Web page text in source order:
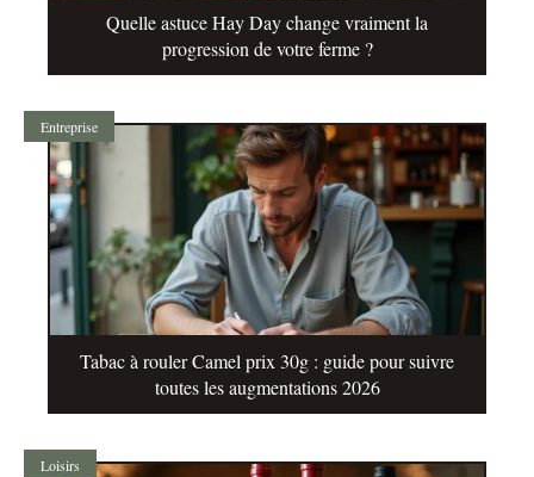
Quelle astuce Hay Day change vraiment la
progression de votre ferme ?
Entreprise
Tabac à rouler Camel prix 30g : guide pour suivre
toutes les augmentations 2026
Loisirs